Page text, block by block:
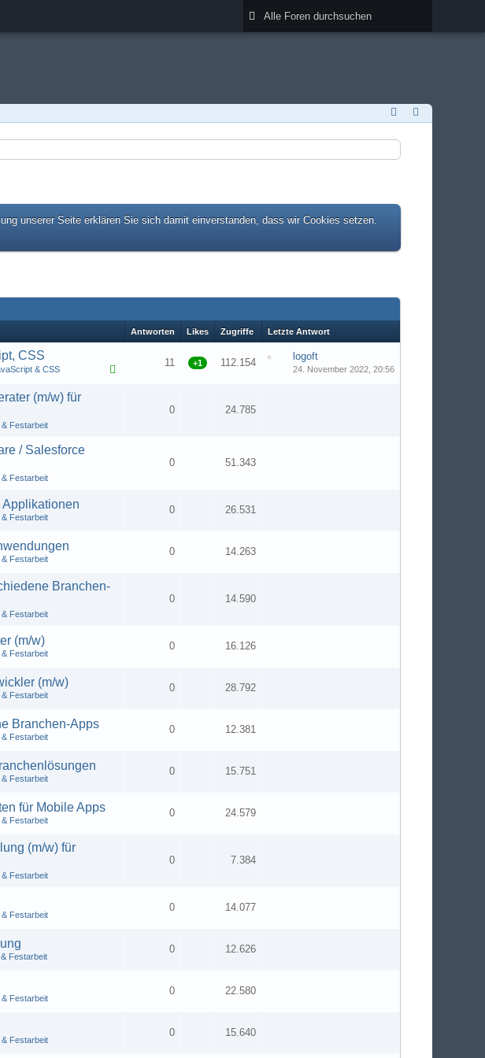
unserer Seite erklären Sie sich damit einverstanden, dass wir Cookies setzen.
Antworten Likes Zugriffe Letzte Antwort
CSS
& CSS
11 +1 112.154
logoft
24. November 2022, 20:56
(m/w) für
& Festarbeit
0 24.785
/ Salesforce
& Festarbeit
0 51.343
Applikationen
& Festarbeit
0 26.531
& Festarbeit
0 14.263
Branchen-
& Festarbeit
0 14.590
(m/w)
& Festarbeit
0 16.126
(m/w)
& Festarbeit
0 28.792
Branchen-Apps
& Festarbeit
0 12.381
& Festarbeit
0 15.751
für Mobile Apps
& Festarbeit
0 24.579
(m/w) für
& Festarbeit
0 7.384
& Festarbeit
0 14.077
Festarbeit
0 12.626
& Festarbeit
0 22.580
& Festarbeit
0 15.640